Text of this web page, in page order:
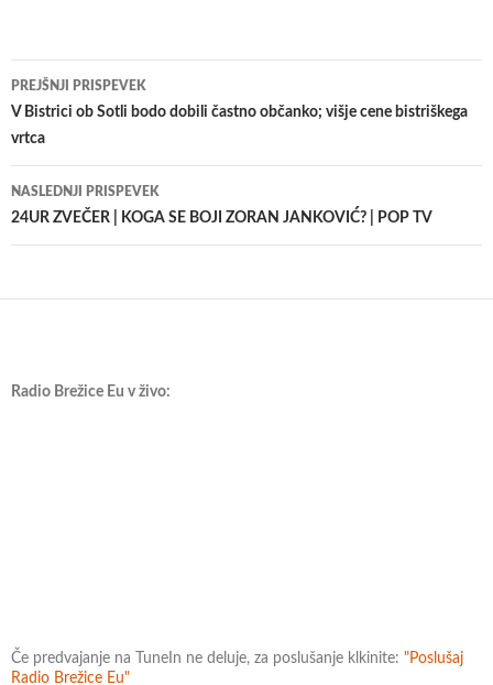
Krmarjenje
po
PREJŠNJI PRISPEVEK
V Bistrici ob Sotli bodo dobili častno občanko; višje cene bistriškega
vrtca
NASLEDNJI PRISPEVEK
24UR ZVEČER | KOGA SE BOJI ZORAN JANKOVIĆ? | POP TV
Radio Brežice Eu v živo:
Če predvajanje na TuneIn ne deluje, za poslušanje klkinite: "Poslušaj
Radio Brežice Eu"